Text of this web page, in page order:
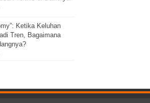
Ketika Keluhan
Tren, Bagaimana